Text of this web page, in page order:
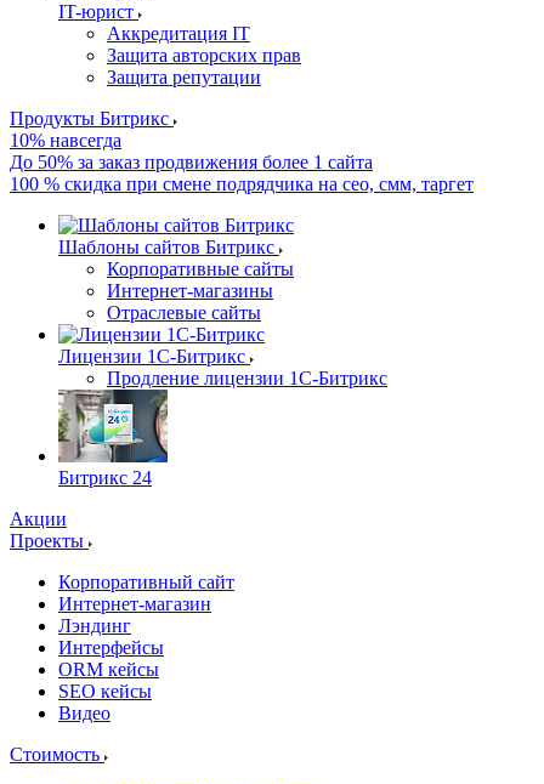
IT-юрист
Аккредитация IT
Защита авторских прав
Защита репутации
Продукты Битрикс
10% навсегда
До 50% за заказ продвижения более 1 сайта
100 % скидка при смене подрядчика на сео, смм, таргет
Шаблоны сайтов Битрикс
Корпоративные сайты
Интернет-магазины
Отраслевые сайты
Лицензии 1С-Битрикс
Продление лицензии 1С-Битрикс
Битрикс 24
Акции
Проекты
Корпоративный сайт
Интернет-магазин
Лэндинг
Интерфейсы
ORM кейсы
SEO кейсы
Видео
Стоимость